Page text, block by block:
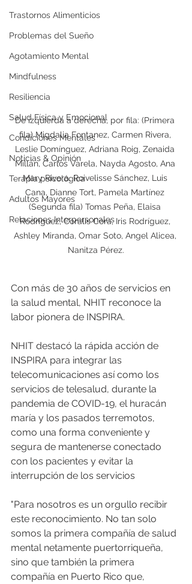
Trastornos Alimenticios
Problemas del Sueño
Agotamiento Mental
Mindfulness
Resiliencia
Salud Física y Emocional
Condiciones Mentales
Noticias & Opinión
Terapia psicológica
Adultos Mayores
Relaciones Interpersonales
De izquierda a derecha, por fila: (Primera
fila) Migdalia Fontanez, Carmen Rivera,
Leslie Domínguez, Adriana Roig, Zenaida
Millán, Carlos Varela, Nayda Agosto, Ana
Mary Rivera, Roivelisse Sánchez, Luis
Cana, Dianne Tort, Pamela Martínez
(Segunda fila) Tomas Peña, Elaisa
Rodríguez, Coralis Cora, Iris Rodríguez,
Ashley Miranda, Omar Soto, Angel Alicea,
Nanitza Pérez.
Con más de 30 años de servicios en
la salud mental, NHIT reconoce la
labor pionera de INSPIRA.
NHIT destacó la rápida acción de
INSPIRA para integrar las
telecomunicaciones así como los
servicios de telesalud, durante la
pandemia de COVID-19, el huracán
maría y los pasados terremotos,
como una forma conveniente y
segura de mantenerse conectado
con los pacientes y evitar la
interrupción de los servicios
"Para nosotros es un orgullo recibir
este reconocimiento. No tan solo
somos la primera compañía de salud
mental netamente puertorriqueña,
sino que también la primera
compañía en Puerto Rico que,